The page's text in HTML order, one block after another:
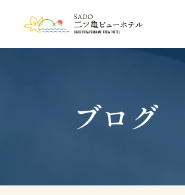
ブログ